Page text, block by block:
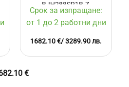
22-
л/
BJH288SR1B-Z,
Производителност 22-30
л/ч, Мощност 2200W,
Срок за изпращане:
от 1 до 2 работни дни
1682.10€/ 3289.90 лв.
€